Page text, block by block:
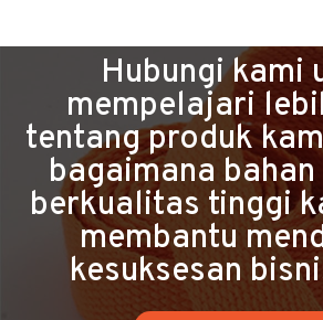
Hubungi kami
mempelajari
tentang produk
bagaimana
berkualitas tinggi
membantu
kesuksesan